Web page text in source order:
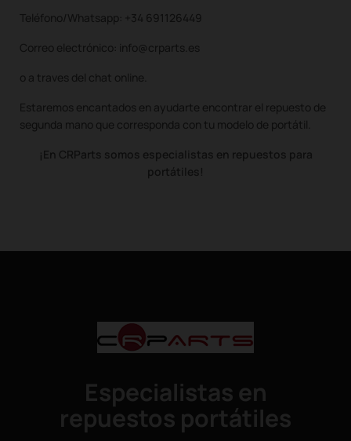
Teléfono/Whatsapp: +34 691126449
Correo electrónico: info@crparts.es
o a traves del chat online.
Estaremos encantados en ayudarte encontrar el repuesto de
segunda mano que corresponda con tu modelo de portátil.
¡En CRParts somos especialistas en repuestos para
portátiles!
Especialistas en
repuestos portátiles